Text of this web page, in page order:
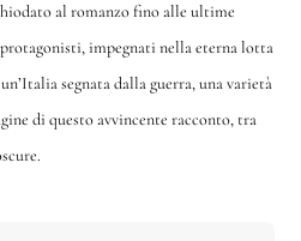
al romanzo fino alle ultime
impegnati nella eterna lotta
segnata dalla guerra, una varietà
di questo avvincente racconto, tra